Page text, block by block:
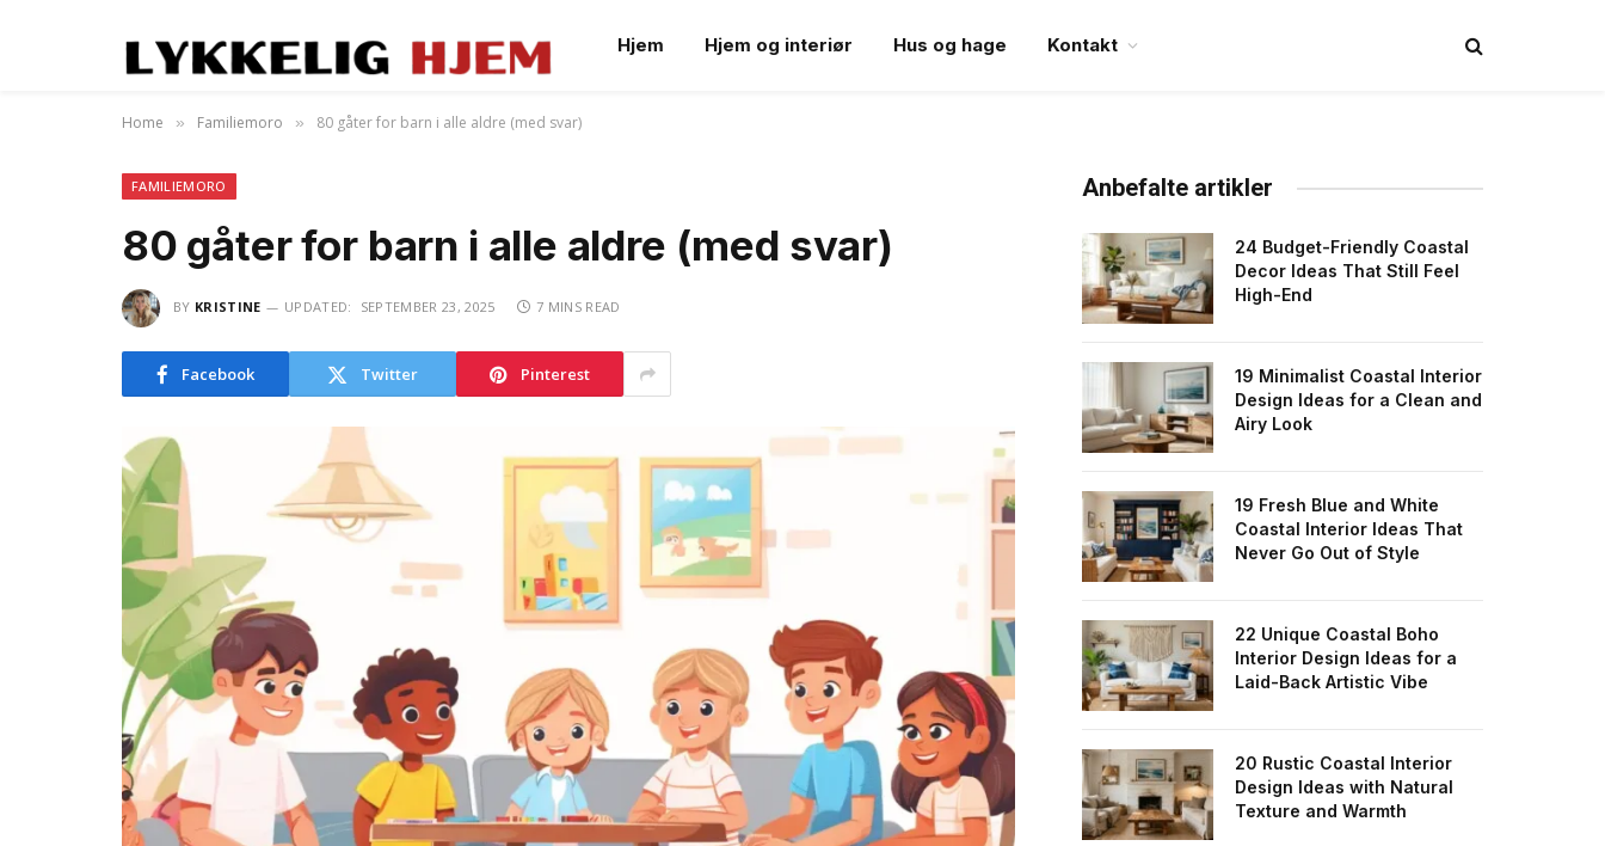
Hjem Hjem og interiør Hus og hage Kontakt
Home » Familiemoro » 80 gåter for barn i alle aldre (med svar)
FAMILIEMORO
80 gåter for barn i alle aldre (med svar)
BY KRISTINE UPDATED: SEPTEMBER 23, 2025 7 MINS READ
Facebook Twitter Pinterest
Anbefalte artikler
24 Budget-Friendly Coastal
Decor Ideas That Still Feel
High-End
19 Minimalist Coastal Interior
Design Ideas for a Clean and
Airy Look
19 Fresh Blue and White
Coastal Interior Ideas That
Never Go Out of Style
22 Unique Coastal Boho
Interior Design Ideas for a
Laid-Back Artistic Vibe
20 Rustic Coastal Interior
Design Ideas with Natural
Texture and Warmth